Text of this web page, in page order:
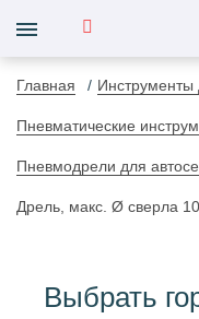
Главная Инструменты
Пневматические
Пневмодрели для
Дрель, макс. Ø сверла
Выбрать